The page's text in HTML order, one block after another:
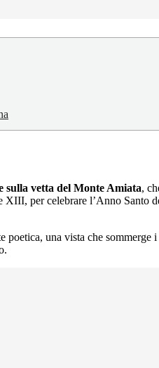
sulla vetta del Monte Amiata,
per celebrare l’Anno Santo
una vista che